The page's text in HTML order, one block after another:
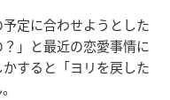
定に合わせようとした
」と最近の恋愛事情に
すると「ヨリを戻した